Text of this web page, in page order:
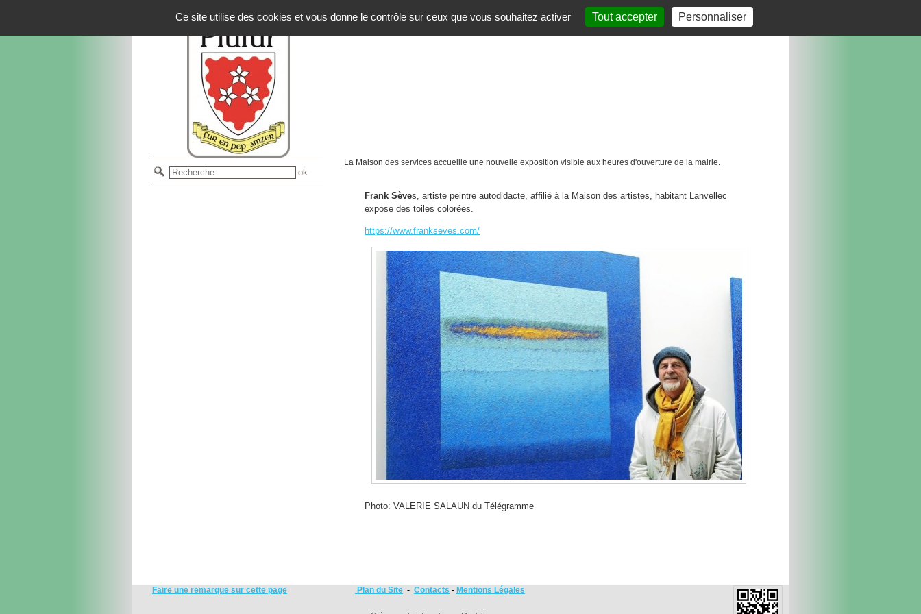
La Maison des services accueille une nouvelle exposition visible aux heures d'ouverture de la mairie.
Frank Sèves, artiste peintre autodidacte, affilié à la Maison des artistes, habitant Lanvellec
expose des toiles colorées.
https://www.frankseves.com/
Photo: VALERIE SALAUN du Télégramme
Faire une remarque sur cette page Plan du Site - Contacts - Mentions Légales
Ce site utilise des cookies et vous donne le contrôle sur ceux que vous souhaitez activer Tout accepter Personnaliser